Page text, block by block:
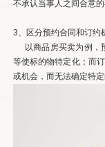
不承认当事人之间合意的
3、区分预约合同和订约
以商品房买卖为例，
等使标的物特定化；而
或机会，而无法确定特定